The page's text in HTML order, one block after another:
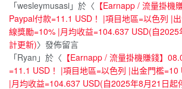
「wesleymusasi」於〈 【Earnapp / 流量掛機
Paypal付款=11.1 USD！ |項目地區=以色列 |
線獎勵=10% |月均收益=104.637 USD(自
計更新)〉發佈留言
「Ryan 」於〈 【Earnapp / 流量掛機賺錢】
=11.1 USD！ |項目地區=以色列 |出金門檻
|月均收益=104.637 USD(自2025年8月21日起